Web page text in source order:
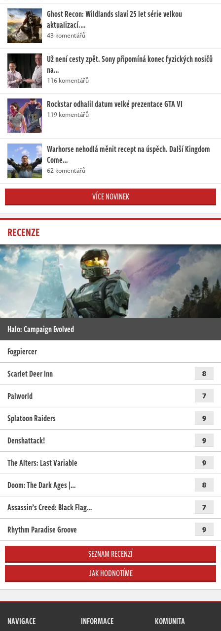
Ghost Recon: Wildlands slaví 25 let série velkou
aktualizací.…
43 komentářů
Už není cesty zpět. Sony připomíná konec fyzických nosičů
na…
116 komentářů
Rockstar odhalil datum velké prezentace GTA VI
119 komentářů
Warhorse nehodlá měnit recept na úspěch. Další Kingdom
Come…
62 komentářů
VÍCE NOVINEK
RECENZE
Halo: Campaign Evolved
Fogpiercer
Scarlet Deer Inn
8
Palworld 7
Splatoon Raiders 9
Denshattack! 9
The Alters: Last Variable 9
Doom: The Dark Ages |… 8
Assassin’s Creed: Black Flag… 7
Rhythm Paradise Groove 9
SEZNAM RECENZÍ
JAK HODNOTÍME
NAVIGACE INFORMACE KOMUNITA